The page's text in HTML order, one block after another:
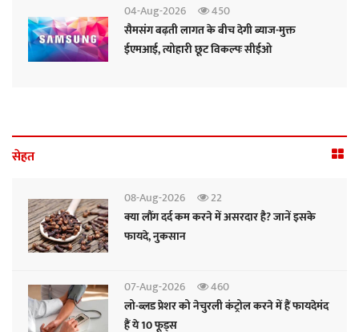
04-Aug-2026
450
सैमसंग बढ़ती लागत के बीच देगी ब्याज-मुक्त
ईएमआई, त्योहारी छूट विकल्पः सीईओ
सेहत
08-Aug-2026
22
क्या लौंग दर्द कम करने में असरदार है? जानें इसके
फायदे, नुकसान
07-Aug-2026
460
लो-ब्लड प्रेशर को नेचुरली कंट्रोल करने में हैं फायदेमंद
हैं ये 10 फूड्स